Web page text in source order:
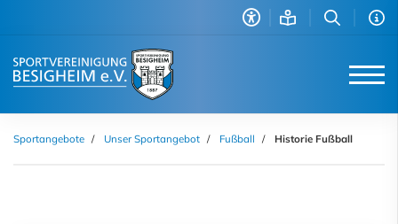
Sportangebote Unser Sportangebot Fußball Historie Fußball